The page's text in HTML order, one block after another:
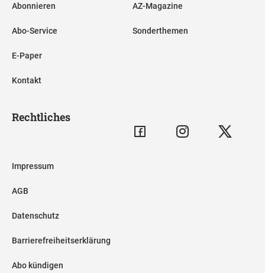
Abonnieren
Abo-Service
E-Paper
Kontakt
AZ-Magazine
Sonderthemen
Rechtliches
Impressum
AGB
Datenschutz
Barrierefreiheitserklärung
Abo kündigen